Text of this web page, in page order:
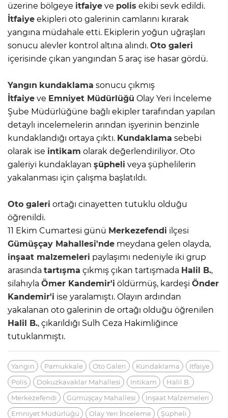
üzerine bölgeye itfaiye ve polis ekibi sevk edildi.
İtfaiye ekipleri oto galerinin camlarını kırarak
yangına müdahale etti. Ekiplerin yoğun uğraşları
sonucu alevler kontrol altına alındı. Oto galeri
içerisinde çıkan yangından 5 araç ise hasar gördü.
Yangın kundaklama sonucu çıkmış
İtfaiye ve Emniyet Müdürlüğü Olay Yeri İnceleme
Şube Müdürlüğüne bağlı ekipler tarafından yapılan
detaylı incelemelerin arından işyerinin benzinle
kundaklandığı ortaya çıktı. Kundaklama sebebi
olarak ise intikam olarak değerlendiriliyor. Oto
galeriyi kundaklayan şüpheli veya şüphelilerin
yakalanması için çalışma başlatıldı.
Oto galeri ortağı cinayetten tutuklu olduğu
öğrenildi.
11 Ekim Cumartesi günü Merkezefendi ilçesi
Gümüşçay Mahallesi'nde meydana gelen olayda,
inşaat malzemeleri paylaşımı nedeniyle iki grup
arasında tartışma çıkmış çıkan tartışmada Halil B.,
silahıyla Ömer Kandemir'i öldürmüş, kardeşi Önder
Kandemir'i ise yaralamıştı. Olayın ardından
yakalanan oto galerinin de ortağı olduğu öğrenilen
Halil B., çıkarıldığı Sulh Ceza Hakimliğince
tutuklanmıştı.
Yangın Pamukkale Oto Galeri Kundaklama
Itfaiye
Polis
Dokuzkavaklar Mahallesi Intikam
Halil B.
Merkezefendi
Gümüşçay Mahallesi
Inşaat Malzemeleri
Emniyet Müdürlüğü
Olay Yeri İnceleme
Şüpheli